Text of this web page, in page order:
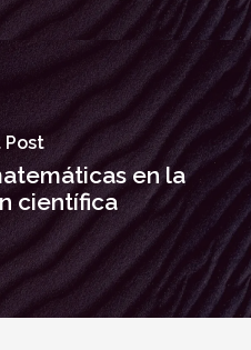
Post
en la
científica